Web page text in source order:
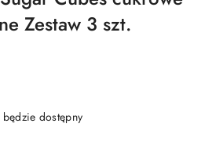
Zestaw 3 szt.
dostępny